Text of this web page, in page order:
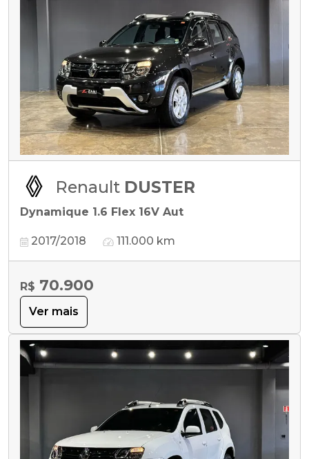
Renault DUSTER
Dynamique 1.6 Flex 16V Aut
2017/2018 111.000 km
R$ 70.900
Ver mais